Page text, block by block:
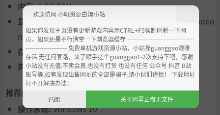
烬落之地灵元充盈，蕴藏着世间独一无二的超凡力量。从湖
泊之中召唤鱼群旋风！弹指一挥，便可引爆整条矿脉！游历
烬落之地的缤纷地域，探寻破碎大地溢出狂乱魔法的缘由，
驾驭这份力量立足求生！
社区驱动，玩家为本
内存:8 GB RAM
显卡:
NVIDIA GeForce GTX 1060（6GB）、AMD Radeo
n RX 5600XT或Intel Arc A750（8GB）
存储空间:需要 25 GB 可用空间
声卡:基本音频设备
推荐配置:
操作系统:Windows 10
欢迎访问 小叽资源白嫖小站
如果你发现主页没有更新游戏内容用CTRL+F5强制刷新一下网
页，如果还是不行清空一下浏览器缓存 ----------------------------------
--------------------- 免费单机游戏资源小站，小站靠guanggao艰难
存活 无任何套路，来了顺手搓个guanggao1-2次支持下吧，感谢
小站没有充值.不卖会员.也没有打赏 也没有任何 公众号 抖音 B站
账号等,如有发现出售网址的全部是骗子,请小伙们谨慎！ 下载地址
打不开解决办法：
已阅
关于阿里云盘无文件